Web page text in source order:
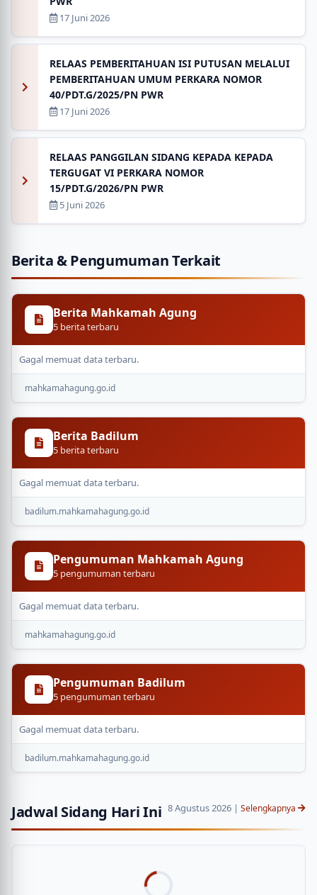
17 Juni 2026
RELAAS PEMBERITAHUAN ISI PUTUSAN MELALUI
PEMBERITAHUAN UMUM PERKARA NOMOR
40/PDT.G/2025/PN PWR
17 Juni 2026
RELAAS PANGGILAN SIDANG KEPADA KEPADA
TERGUGAT VI PERKARA NOMOR
15/PDT.G/2026/PN PWR
5 Juni 2026
Berita & Pengumuman Terkait
Berita Mahkamah Agung
5 berita terbaru
Gagal memuat data terbaru.
mahkamahagung.go.id
Berita Badilum
5 berita terbaru
Gagal memuat data terbaru.
badilum.mahkamahagung.go.id
Pengumuman Mahkamah Agung
5 pengumuman terbaru
Gagal memuat data terbaru.
mahkamahagung.go.id
Pengumuman Badilum
5 pengumuman terbaru
Gagal memuat data terbaru.
badilum.mahkamahagung.go.id
Jadwal Sidang Hari Ini 8 Agustus 2026 | Selengkapnya